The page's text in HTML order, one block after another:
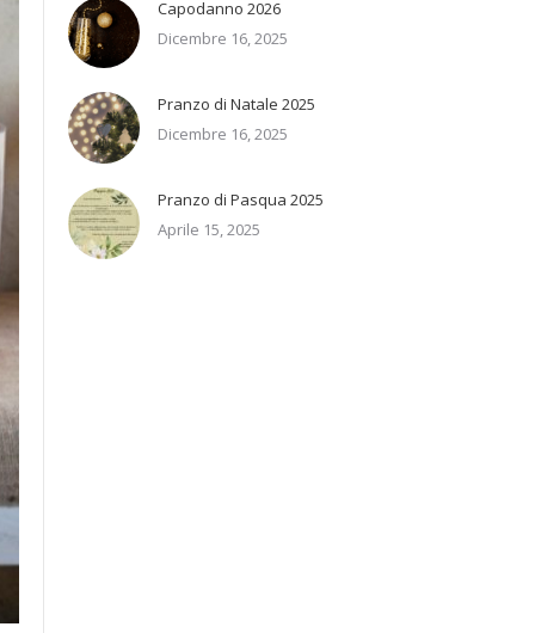
Capodanno 2026
Dicembre 16, 2025
Pranzo di Natale 2025
Dicembre 16, 2025
Pranzo di Pasqua 2025
Aprile 15, 2025